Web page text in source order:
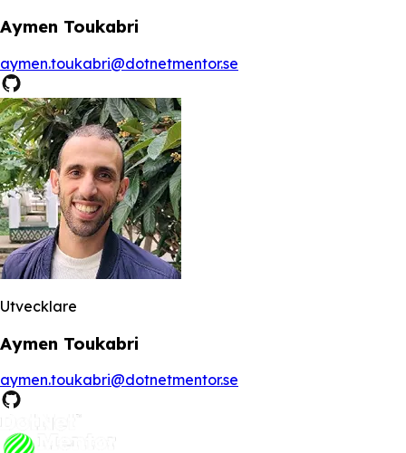
Aymen Toukabri
aymen.toukabri@dotnetmentor.se
Utvecklare
Aymen Toukabri
aymen.toukabri@dotnetmentor.se